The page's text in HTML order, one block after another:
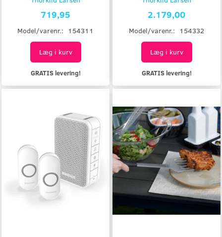
719,95
Model/varenr.: 154311
Læg i kurv
GRATIS levering!
2.179,00
Model/varenr.: 154332
Læg i kurv
GRATIS levering!